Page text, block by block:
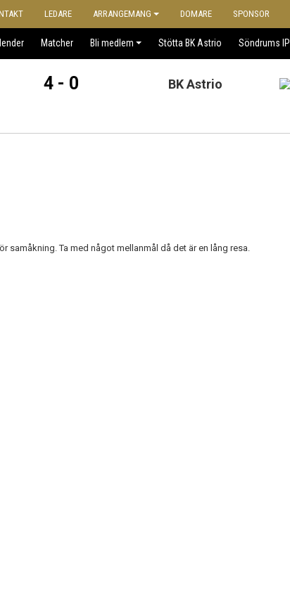
LEDARE ARRANGEMANG DOMARE SPONSOR
Matcher Bli medlem Stötta BK Astrio Söndrums IP
4 - 0 BK Astrio
samåkning. Ta med något mellanmål då det är en lång resa.